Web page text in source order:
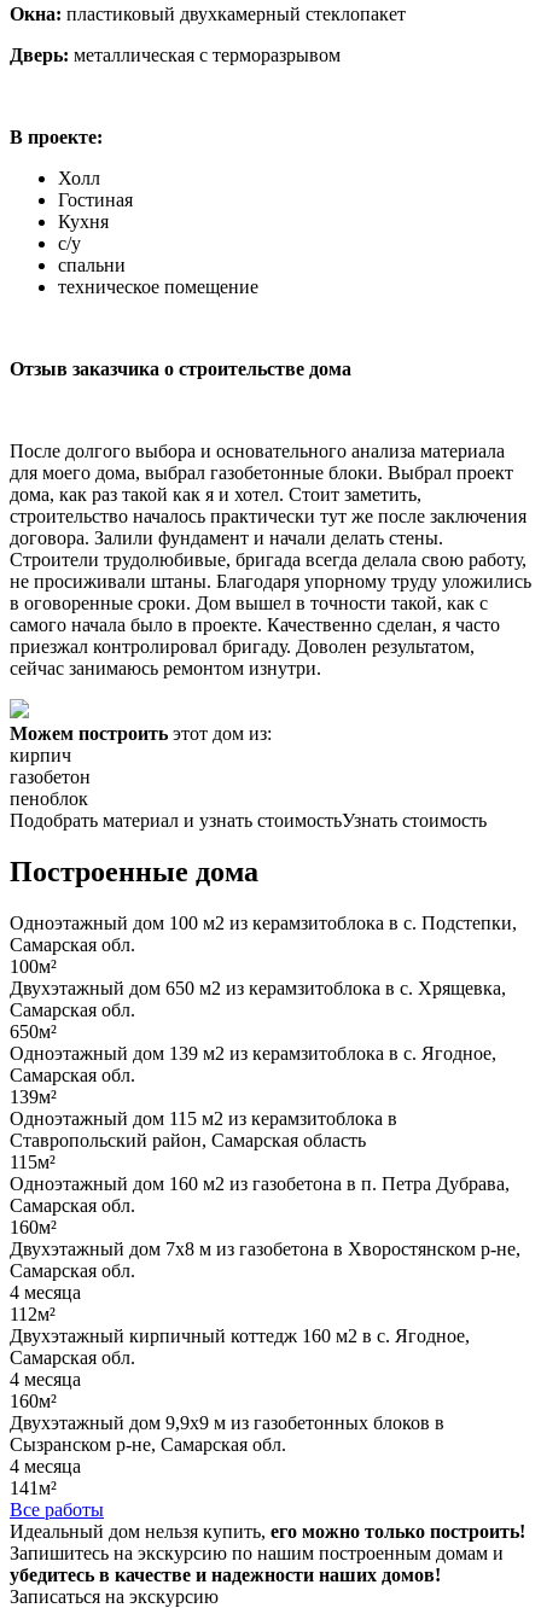
Окна: пластиковый двухкамерный стеклопакет
Дверь: металлическая с терморазрывом
В проекте:
Холл
Гостиная
Кухня
с/у
спальни
техническое помещение
Отзыв заказчика о строительстве дома
После долгого выбора и основательного анализа материала
для моего дома, выбрал газобетонные блоки. Выбрал проект
дома, как раз такой как я и хотел. Стоит заметить,
строительство началось практически тут же после заключения
договора. Залили фундамент и начали делать стены.
Строители трудолюбивые, бригада всегда делала свою работу,
не просиживали штаны. Благодаря упорному труду уложились
в оговоренные сроки. Дом вышел в точности такой, как с
самого начала было в проекте. Качественно сделан, я часто
приезжал контролировал бригаду. Доволен результатом,
сейчас занимаюсь ремонтом изнутри.
Можем построить этот дом из:
кирпич
газобетон
пеноблок
Подобрать материал и узнать стоимостьУзнать стоимость
Построенные дома
Одноэтажный дом 100 м2 из керамзитоблока в с. Подстепки,
Самарская обл.
100м²
Двухэтажный дом 650 м2 из керамзитоблока в с. Хрящевка,
Самарская обл.
650м²
Одноэтажный дом 139 м2 из керамзитоблока в с. Ягодное,
Самарская обл.
139м²
Одноэтажный дом 115 м2 из керамзитоблока в
Ставропольский район, Самарская область
115м²
Одноэтажный дом 160 м2 из газобетона в п. Петра Дубрава,
Самарская обл.
160м²
Двухэтажный дом 7х8 м из газобетона в Хворостянском р-не,
Самарская обл.
4 месяца
112м²
Двухэтажный кирпичный коттедж 160 м2 в с. Ягодное,
Самарская обл.
4 месяца
160м²
Двухэтажный дом 9,9х9 м из газобетонных блоков в
Сызранском р-не, Самарская обл.
4 месяца
141м²
Все работы
Идеальный дом нельзя купить, его можно только построить!
Запишитесь на экскурсию по нашим построенным домам и
убедитесь в качестве и надежности наших домов!
Записаться на экскурсию